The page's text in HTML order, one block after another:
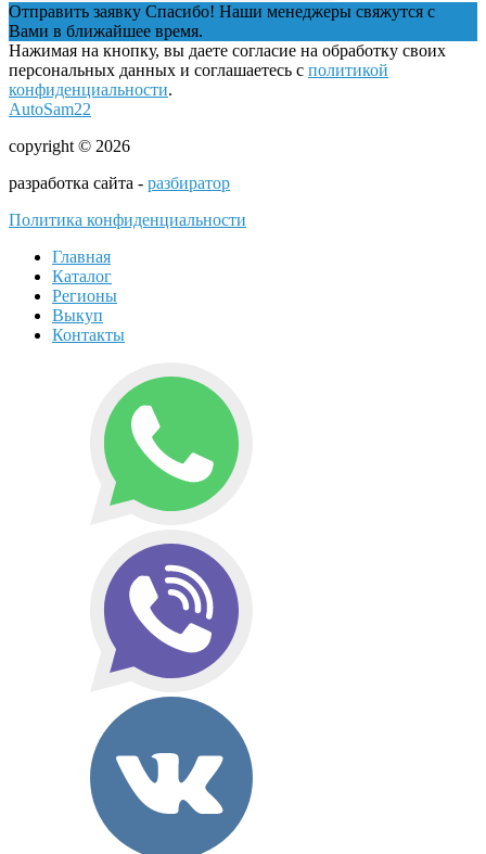
Отправить заявку Спасибо! Наши менеджеры свяжутся с
Вами в ближайшее время.
Нажимая на кнопку, вы даете согласие на обработку своих
персональных данных и соглашаетесь с политикой
конфиденциальности.
AutoSam22
copyright © 2026
разработка сайта - разбиратор
Политика конфиденциальности
Главная
Каталог
Регионы
Выкуп
Контакты